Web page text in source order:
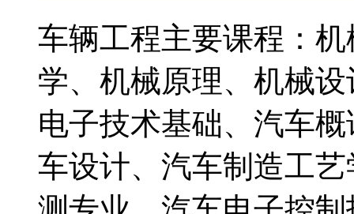
车辆工程主要课程：
学、机械原理、机械
电子技术基础、汽车
车设计、汽车制造工